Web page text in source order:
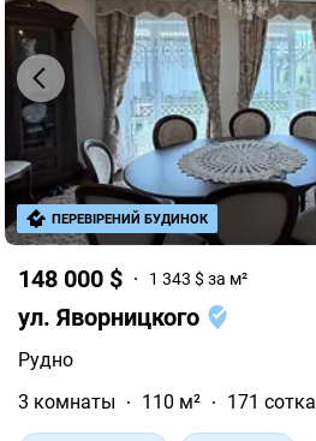
148 000 $ 1 343 $ за м²
ул. Яворницкого
Рудно
3 комнаты
110 м² 171 сотка
ПЕРЕВІРЕНИЙ БУДИНОК